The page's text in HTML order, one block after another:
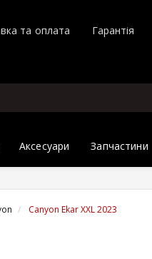
та оплата Гарантія
Аксесуари Запчастини
Canyon Ekar XXL 2023